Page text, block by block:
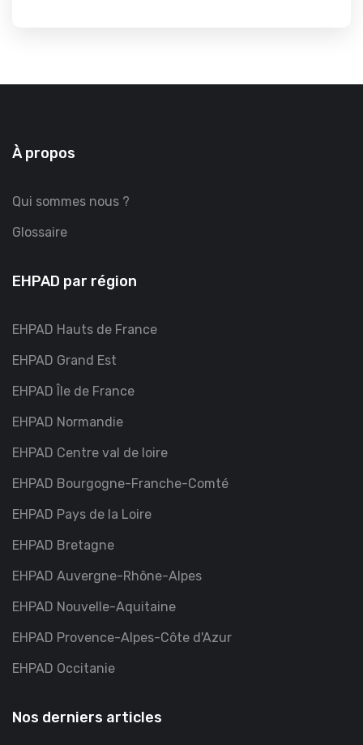
À propos
Qui sommes nous ?
Glossaire
EHPAD par région
EHPAD Hauts de France
EHPAD Grand Est
EHPAD Île de France
EHPAD Normandie
EHPAD Centre val de loire
EHPAD Bourgogne-Franche-Comté
EHPAD Pays de la Loire
EHPAD Bretagne
EHPAD Auvergne-Rhône-Alpes
EHPAD Nouvelle-Aquitaine
EHPAD Provence-Alpes-Côte d'Azur
EHPAD Occitanie
Nos derniers articles